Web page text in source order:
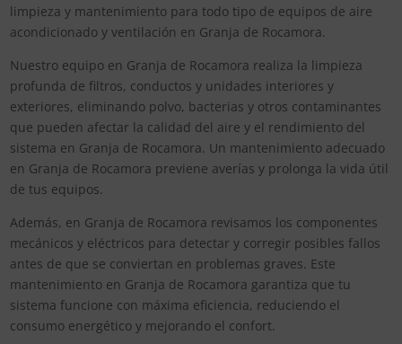
limpieza y mantenimiento para todo tipo de equipos de aire
acondicionado y ventilación en Granja de Rocamora.
Nuestro equipo en Granja de Rocamora realiza la limpieza
profunda de filtros, conductos y unidades interiores y
exteriores, eliminando polvo, bacterias y otros contaminantes
que pueden afectar la calidad del aire y el rendimiento del
sistema en Granja de Rocamora. Un mantenimiento adecuado
en Granja de Rocamora previene averías y prolonga la vida útil
de tus equipos.
Además, en Granja de Rocamora revisamos los componentes
mecánicos y eléctricos para detectar y corregir posibles fallos
antes de que se conviertan en problemas graves. Este
mantenimiento en Granja de Rocamora garantiza que tu
sistema funcione con máxima eficiencia, reduciendo el
consumo energético y mejorando el confort.